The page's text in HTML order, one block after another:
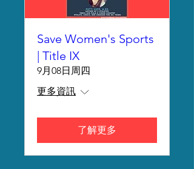
Save Women's Sports
| Title IX
9月08日周四
更多資訊
了解更多